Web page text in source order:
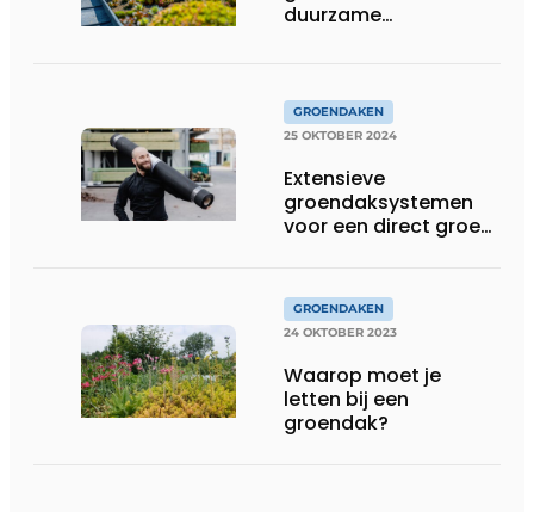
duurzame
voor
GROENDAKEN
25 OKTOBER 2024
Extensieve
groendaksystemen
voor een direct groen
GROENDAKEN
24 OKTOBER 2023
Waarop moet je
letten bij een
groendak?